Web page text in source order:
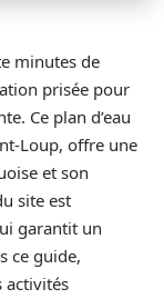
minutes de
prisée pour
Ce plan d’eau
Loup, offre une
et son
site est
garantit un
ce guide,
activités